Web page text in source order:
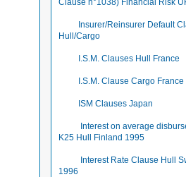
Insurer/Reinsurer Default
Hull/Cargo
I.S.M. Clauses Hull France
I.S.M. Clause Cargo
ISM Clauses Japan
Interest on average
K25 Hull Finland 1995
Interest Rate Clause Hull
1996